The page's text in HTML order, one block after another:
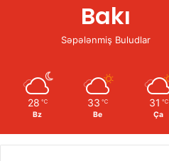
Bakı
Səpələnmiş Buludlar
28 ℃
Bz
33 ℃
Be
31 ℃
Ça